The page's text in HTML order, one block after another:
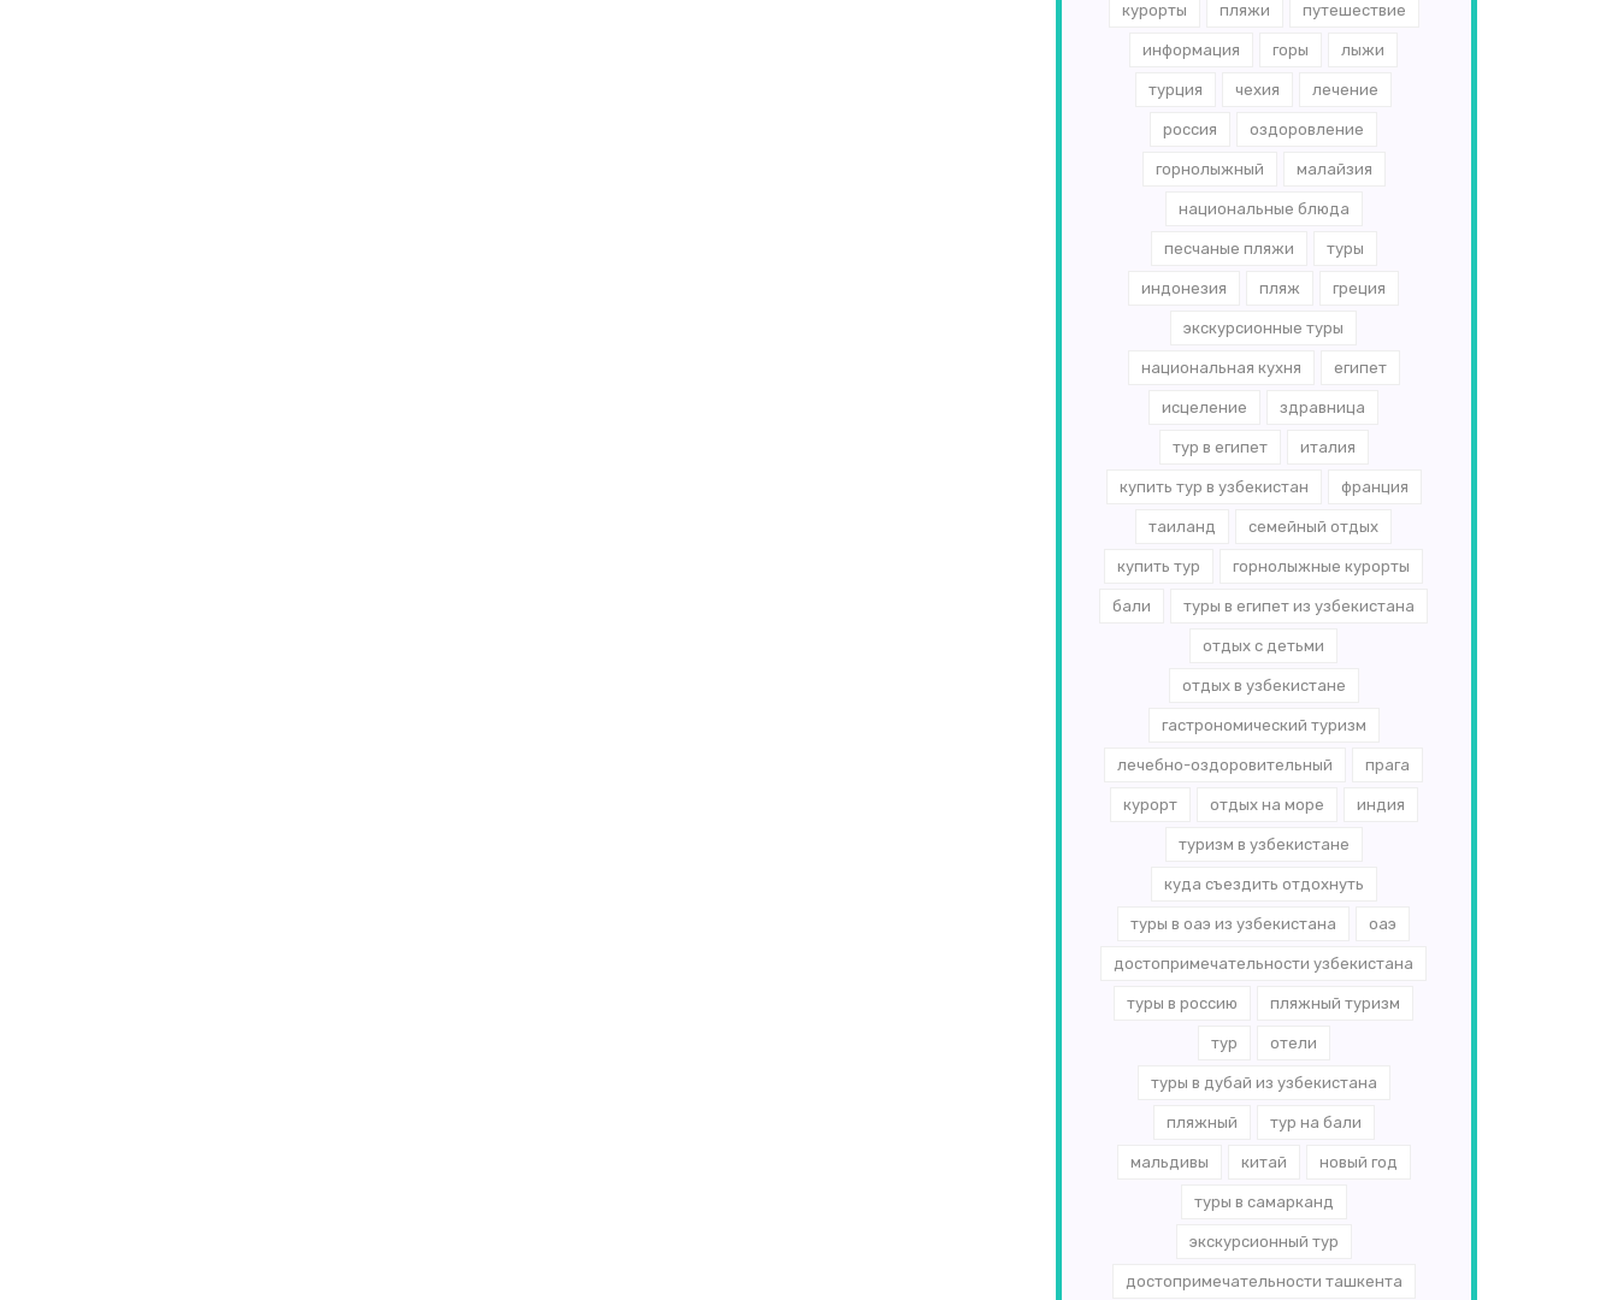
курорты пляжи путешествие
информация горы лыжи
турция чехия лечение
россия оздоровление
горнолыжный малайзия
национальные блюда
песчаные пляжи туры
индонезия пляж греция
экскурсионные туры
национальная кухня египет
исцеление здравница
тур в египет италия
купить тур в узбекистан франция
таиланд семейный отдых
купить тур горнолыжные курорты
бали туры в египет из узбекистана
отдых с детьми
отдых в узбекистане
гастрономический туризм
лечебно-оздоровительный прага
курорт отдых на море индия
туризм в узбекистане
куда съездить отдохнуть
туры в оаэ из узбекистана оаэ
достопримечательности узбекистана
туры в россию пляжный туризм
тур отели
туры в дубай из узбекистана
пляжный тур на бали
мальдивы китай новый год
туры в самарканд
экскурсионный тур
достопримечательности ташкента